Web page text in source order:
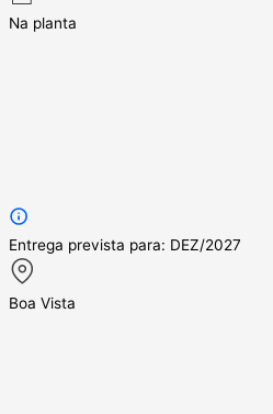
Na planta
Entrega prevista para: DEZ/2027
Boa Vista